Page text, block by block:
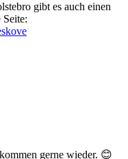
gibt es auch einen
gerne wieder. 😊